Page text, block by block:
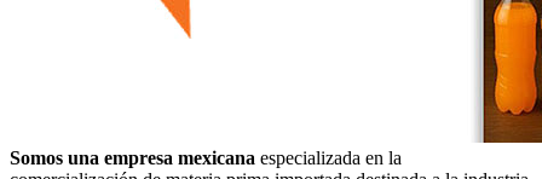
Somos una empresa mexicana especializada en la